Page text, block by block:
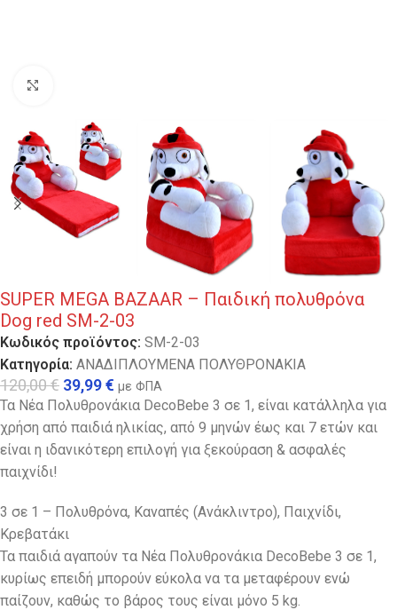
SUPER MEGA BAZAAR – Παιδική πολυθρόνα
Dog red SM-2-03
Κωδικός προϊόντος: SM-2-03
Κατηγορία: ΑΝΑΔΙΠΛΟΥΜΕΝΑ ΠΟΛΥΘΡΟΝΑΚΙΑ
120,00€ 39,99€ με ΦΠΑ
Τα Νέα Πολυθρονάκια DecoBebe 3 σε 1, είναι κατάλληλα για
χρήση από παιδιά ηλικίας, από 9 μηνών έως και 7 ετών και
είναι η ιδανικότερη επιλογή για ξεκούραση & ασφαλές
παιχνίδι!
3 σε 1 – Πολυθρόνα, Καναπές (Ανάκλιντρο), Παιχνίδι,
Κρεβατάκι
Τα παιδιά αγαπούν τα Νέα Πολυθρονάκια DecoBebe 3 σε 1,
κυρίως επειδή μπορούν εύκολα να τα μεταφέρουν ενώ
παίζουν, καθώς το βάρος τους είναι μόνο 5 kg.